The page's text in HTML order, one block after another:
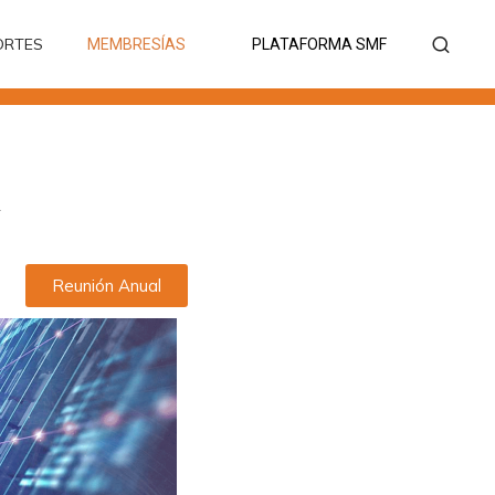
MEMBRESÍAS PLATAFORMA SMF
Reunión Anual
MEMBRESÍAS